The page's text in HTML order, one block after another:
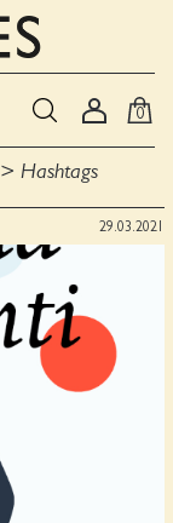
0
Hashtags
29.03.2021